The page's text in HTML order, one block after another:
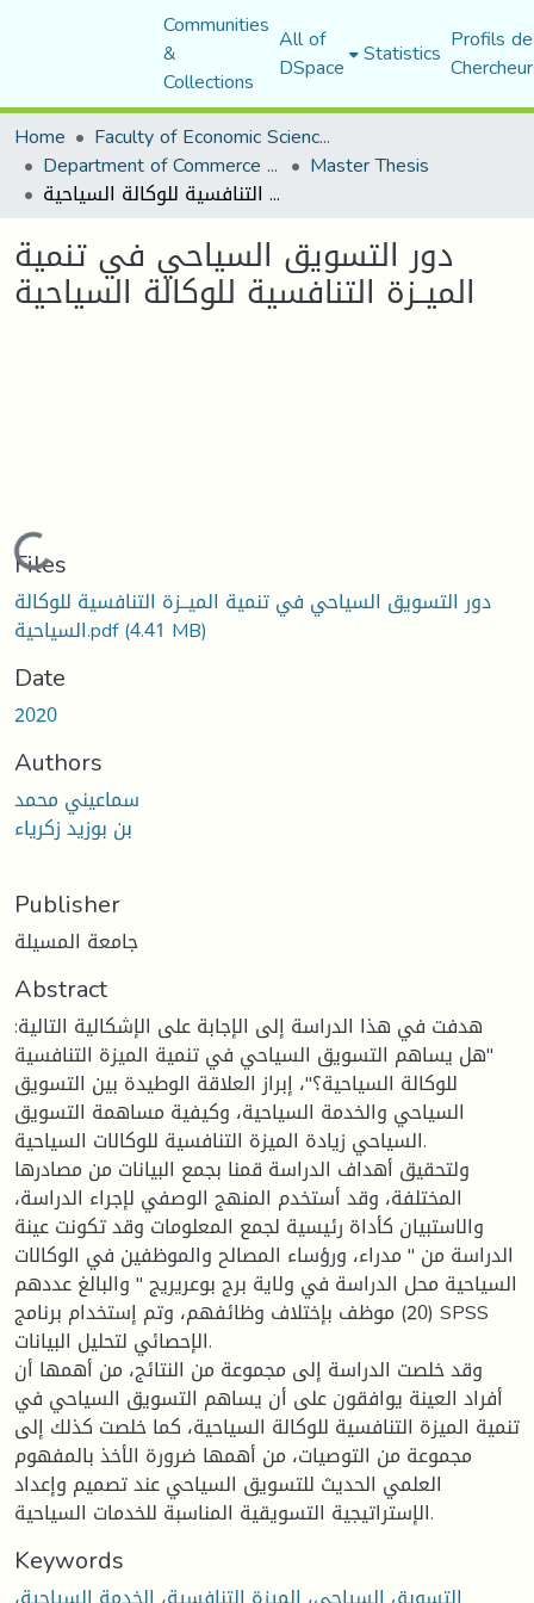
Communities
&
Collections
All of
DSpace Statistics Profils
Home
Faculty of Economic Sciences, Commerce and Management Sciences
Department of Commerce Science Master Thesis
دور التسويق السياحي في تنمية الميــزة التنافسية للوكالة السياحية
دور التسويق السياحي في تنمية
الميــزة التنافسية للوكالة السياحية
Loading...
Files
دور التسويق السياحي في تنمية الميــزة التنافسية للوكالة
السياحية.pdf(4.41 MB)
Date
2020
Authors
سماعيني محمد
بن بوزيد زكرياء
Publisher
جامعة المسيلة
Abstract
هدفت في هذا الدراسة إلى الإجابة على الإشكالية التالية:
"هل يساهم التسويق السياحي في تنمية الميزة التنافسية
للوكالة السياحية؟"، إبراز العلاقة الوطيدة بين التسويق
السياحي والخدمة السياحية، وكيفية مساهمة التسويق
السياحي زيادة الميزة التنافسية للوكالات السياحية.
ولتحقيق أهداف الدراسة قمنا بجمع البيانات من مصادرها
المختلفة، وقد أستخدم المنهج الوصفي لإجراء الدراسة،
والاستبيان كأداة رئيسية لجمع المعلومات وقد تكونت عينة
الدراسة من " مدراء، ورؤساء المصالح والموظفين في الوكالات
السياحية محل الدراسة في ولاية برج بوعريريج " والبالغ عددهم
(20) موظف بإختلاف وظائفهم، وتم إستخدام برنامج SPSS
الإحصائي لتحليل البيانات.
وقد خلصت الدراسة إلى مجموعة من النتائج، من أهمها أن
أفراد العينة يوافقون على أن يساهم التسويق السياحي في
تنمية الميزة التنافسية للوكالة السياحية، كما خلصت كذلك إلى
مجموعة من التوصيات، من أهمها ضرورة الأخذ بالمفهوم
العلمي الحديث للتسويق السياحي عند تصميم وإعداد
الإستراتيجية التسويقية المناسبة للخدمات السياحية.
Keywords